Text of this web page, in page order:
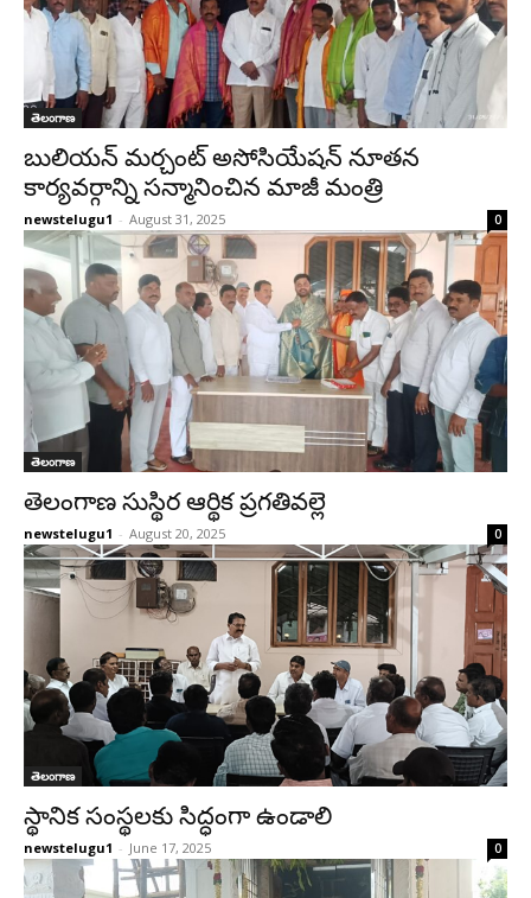
తెలంగాణ
బులియన్ మర్చంట్ అసోసియేషన్ నూతన
కార్యవర్గాన్ని సన్మానించిన మాజీ మంత్రి
newstelugu1 - August 31, 2025 0
తెలంగాణ
తెలంగాణ సుస్థిర ఆర్థిక ప్రగతివల్లె
newstelugu1 - August 20, 2025 0
తెలంగాణ
స్థానిక సంస్థలకు సిద్ధంగా ఉండాలి
newstelugu1 - June 17, 2025 0